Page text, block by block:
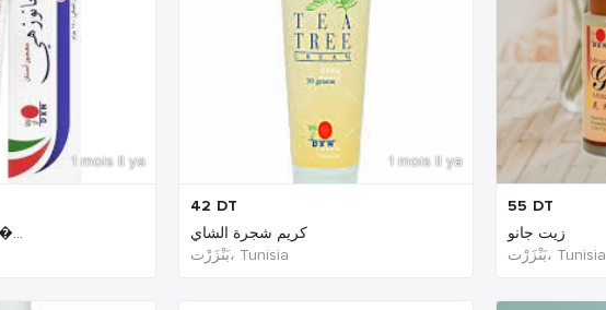
1 mois Il ya
معجون اسنان
1 mois Il ya
42 DT
كريم شجرة الشاي
بَنْزَرْت‎، Tunisia
55 DT
زيت جانو
بَنْزَرْت‎، Tunisia